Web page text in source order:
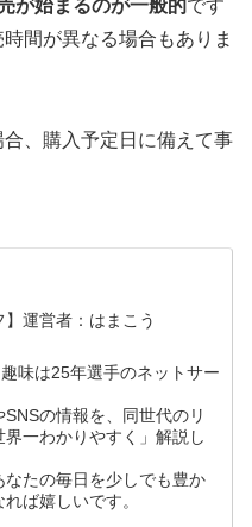
が始まるのが一般的です
間が異なる場合もありま
、購入予定日に備えて事
】運営者：はまこう
味は25年選手のネットサー
の情報を、同世代のリ
一わかりやすく」解説し
なたの毎日を少しでも豊か
ば嬉しいです。